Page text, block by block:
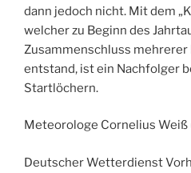
dann jedoch nicht. Mit dem
welcher zu Beginn des
Zusammenschluss
entstand, ist ein Nachfolger
Startlöchern.
Meteorologe Cornelius Weiß
Deutscher Wetterdienst